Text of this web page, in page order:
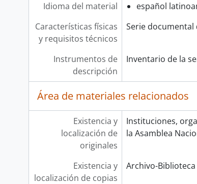
Idioma del material
español
Características físicas
y requisitos técnicos
Serie documental
Instrumentos de
descripción
Inventario de la
Área de materiales relacionados
Existencia y
localización de
originales
Instituciones,
la Asamblea
Existencia y
localización de copias
Archivo-Biblioteca